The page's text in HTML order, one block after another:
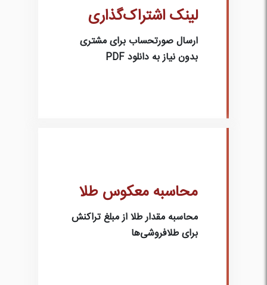
لینک اشتراک‌گذاری
ارسال صورتحساب برای مشتری
بدون نیاز به دانلود PDF
محاسبه معکوس طلا
محاسبه مقدار طلا از مبلغ تراکنش
برای طلافروشی‌ها